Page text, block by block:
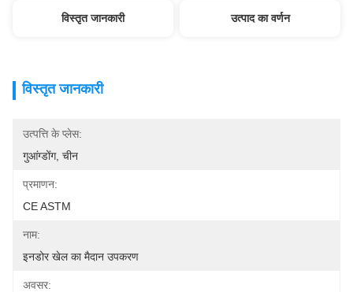
विस्तृत जानकारी उत्पाद का वर्णन
विस्तृत जानकारी
उत्पत्ति के प्लेस:
गुआंग्डोंग, चीन
प्रमाणन:
CE ASTM
नाम:
इनडोर खेल का मैदान उपकरण
अवसर: